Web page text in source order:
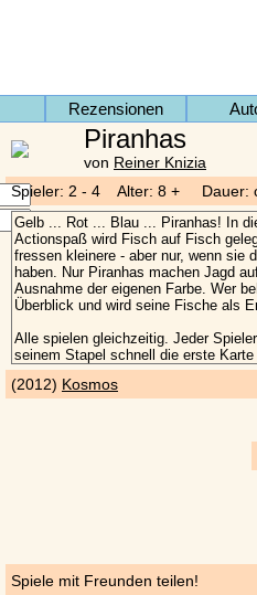
Rezensionen
Piranhas
von Reiner Knizia
Spieler: 2 - 4 Alter: 8 + Dauer:
(2012) Kosmos
Spiele mit Freunden teilen!